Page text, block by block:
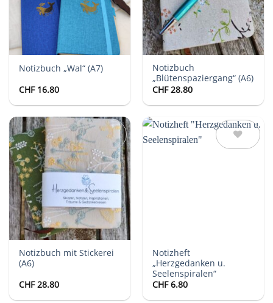
Notizbuch „Wal“ (A7)
CHF16.80
Notizbuch
„Blütenspaziergang“ (A6)
CHF28.80
Auf die
Wunschliste
Notizbuch mit Stickerei
(A6)
CHF28.80
Notizheft
„Herzgedanken u.
Seelenspiralen“
CHF6.80